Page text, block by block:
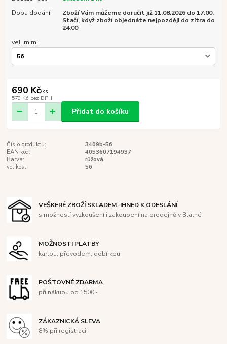
Doba dodání
Zboží Vám můžeme doručit již 11.08.2026 do 17:00.
Stačí, když zboží objednáte nejpozději do zítra do
24:00
vel. mimi
690 Kč/ks
570 Kč bez DPH
Přidat do košíku
Číslo produktu:
3409b-56
EAN kód:
4053607194937
Barva:
růžová
velikost:
56
VEŠKERÉ ZBOŽÍ SKLADEM-IHNED K ODESLÁNÍ
s možností vyzkoušení i zakoupení na prodejně v Blatné
MOŽNOSTI PLATBY
kartou, převodem, dobírkou
POŠTOVNÉ ZDARMA
při nákupu od 1500,-
ZÁKAZNICKÁ SLEVA
8% při registraci